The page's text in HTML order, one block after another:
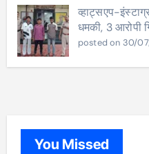
व्हाट्सएप-
धमकी, 3 आरोपी
posted on 30/
You Missed